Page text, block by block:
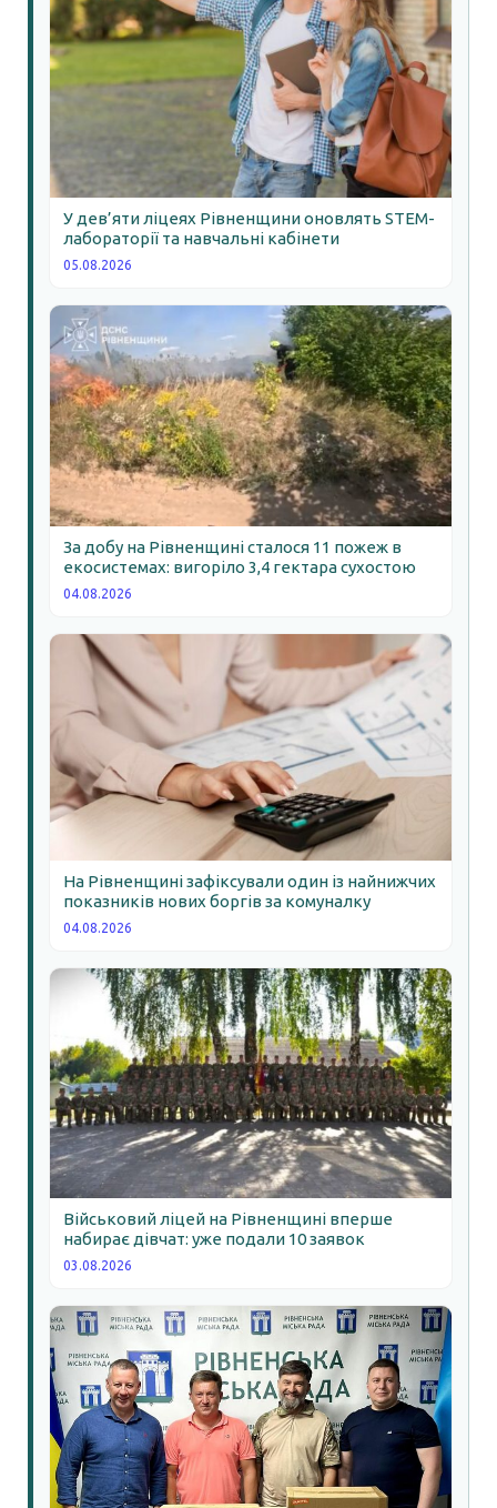
У дев’яти ліцеях Рівненщини оновлять STEM-
лабораторії та навчальні кабінети
05.08.2026
За добу на Рівненщині сталося 11 пожеж в
екосистемах: вигоріло 3,4 гектара сухостою
04.08.2026
На Рівненщині зафіксували один із найнижчих
показників нових боргів за комуналку
04.08.2026
Військовий ліцей на Рівненщині вперше
набирає дівчат: уже подали 10 заявок
03.08.2026